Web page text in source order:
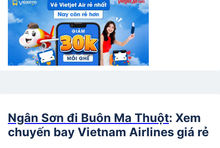
Ngân Sơn đi Buôn Ma Thuột: Xem
chuyến bay Vietnam Airlines giá rẻ